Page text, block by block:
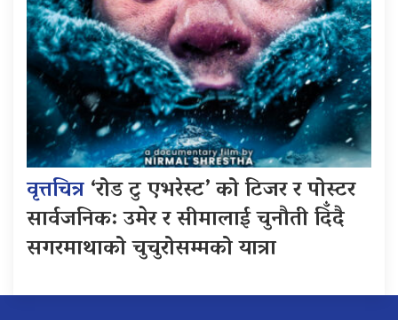
वृत्तचित्र‘रोड टु एभरेस्ट’ को टिजर र पोस्टर
सार्वजनिक: उमेर र सीमालाई चुनौती दिँदै
सगरमाथाको चुचुरोसम्मको यात्रा